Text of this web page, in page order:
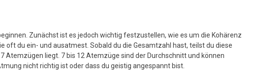
Zunächst ist es jedoch wichtig festzustellen, wie es um die Kohärenz
du ein- und ausatmest. Sobald du die Gesamtzahl hast, teilst du diese
Atemzügen liegt. 7 bis 12 Atemzüge sind der Durchschnitt und können
nicht richtig ist oder dass du geistig angespannt bist.